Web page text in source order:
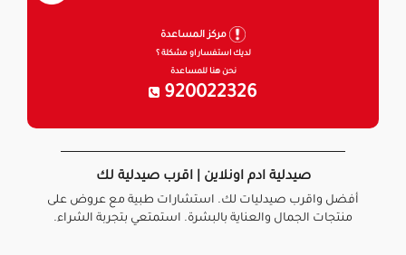
مركز المساعدة
لديك استفسار او مشكلة ؟
نحن هنا للمساعدة
920022326
صيدلية ادم اونلاين | اقرب صيدلية لك
أفضل واقرب صيدليات لك. استشارات طبية مع عروض على
منتجات الجمال والعناية بالبشرة. استمتعي بتجربة الشراء.